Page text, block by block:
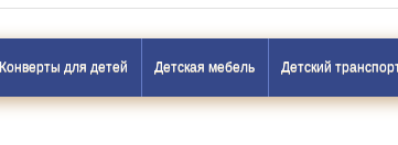
Конверты для детей Детская мебель Детский